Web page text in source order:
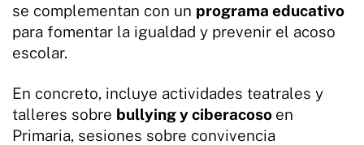
se complementan con un programa educativo
para fomentar la igualdad y prevenir el acoso
escolar.
En concreto, incluye actividades teatrales y
talleres sobre bullying y ciberacoso en
Primaria, sesiones sobre convivencia